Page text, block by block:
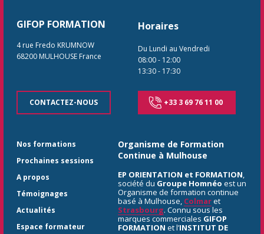
GIFOP FORMATION
4 rue Fredo KRUMNOW
68200 MULHOUSE France
CONTACTEZ-NOUS
Horaires
Du Lundi au Vendredi
08:00- 12:00
13:30- 17:30
+33 3 69 76 11 00
Nos formations
Prochaines sessions
A propos
Témoignages
Actualités
Espace formateur
Organisme de Formation
Continue à Mulhouse
EP ORIENTATION et FORMATION,
société du Groupe Homnéo est un
Organisme de formation continue
basé à Mulhouse, Colmaret
Strasbourg. Connu sous les
marques commerciales GIFOP
FORMATION et l’INSTITUT DE